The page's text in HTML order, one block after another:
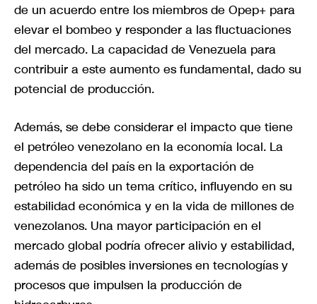
de un acuerdo entre los miembros de Opep+ para
elevar el bombeo y responder a las fluctuaciones
del mercado. La capacidad de Venezuela para
contribuir a este aumento es fundamental, dado su
potencial de producción.
Además, se debe considerar el impacto que tiene
el petróleo venezolano en la economía local. La
dependencia del país en la exportación de
petróleo ha sido un tema crítico, influyendo en su
estabilidad económica y en la vida de millones de
venezolanos. Una mayor participación en el
mercado global podría ofrecer alivio y estabilidad,
además de posibles inversiones en tecnologías y
procesos que impulsen la producción de